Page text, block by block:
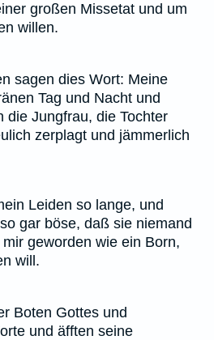
großen Missetat und um
willen.
sagen dies Wort: Meine
Tag und Nacht und
die Jungfrau, die Tochter
zerplagt und jämmerlich
Leiden so lange, und
gar böse, daß sie niemand
geworden wie ein Born,
will.
Boten Gottes und
und äfften seine